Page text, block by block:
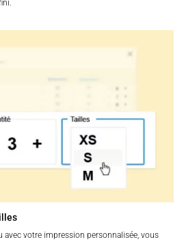
avec votre impression personnalisée, vous